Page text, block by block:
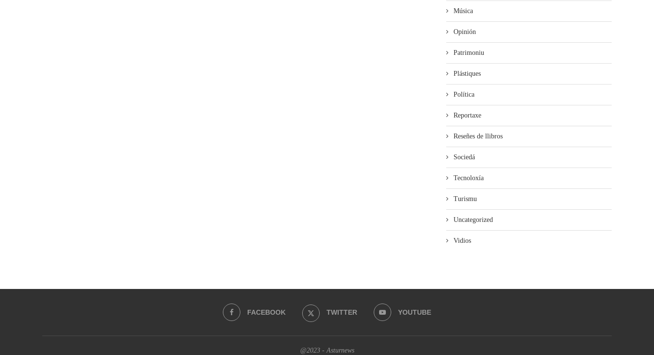
Música
Opinión
Patrimoniu
Plástiques
Política
Reportaxe
Reseñes de llibros
Sociedá
Tecnoloxía
Turismu
Uncategorized
Vidios
FACEBOOK TWITTER YOUTUBE
@2023 - Asturnews